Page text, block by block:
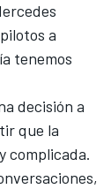
a
tenemos
decisión a
que la
complicada.